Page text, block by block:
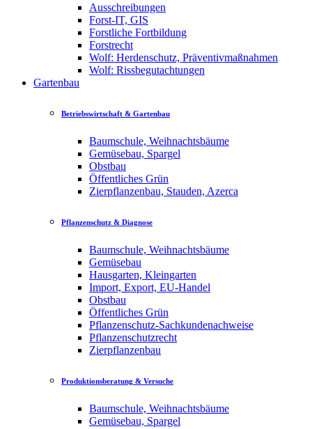
Ausschreibungen
Forst-IT, GIS
Forstliche Fortbildung
Forstrecht
Wolf: Herdenschutz, Präventivmaßnahmen
Wolf: Rissbegutachtungen
Gartenbau
Betriebswirtschaft & Gartenbau
Baumschule, Weihnachtsbäume
Gemüsebau, Spargel
Obstbau
Öffentliches Grün
Zierpflanzenbau, Stauden, Azerca
Pflanzenschutz & Diagnose
Baumschule, Weihnachtsbäume
Gemüsebau
Hausgarten, Kleingarten
Import, Export, EU-Handel
Obstbau
Öffentliches Grün
Pflanzenschutz-Sachkundenachweise
Pflanzenschutzrecht
Zierpflanzenbau
Produktionsberatung & Versuche
Baumschule, Weihnachtsbäume
Gemüsebau, Spargel